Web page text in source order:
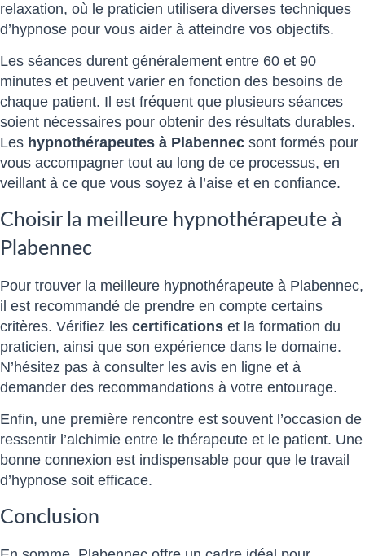
relaxation, où le praticien utilisera diverses techniques
d’hypnose pour vous aider à atteindre vos objectifs.
Les séances durent généralement entre 60 et 90
minutes et peuvent varier en fonction des besoins de
chaque patient. Il est fréquent que plusieurs séances
soient nécessaires pour obtenir des résultats durables.
Les hypnothérapeutes à Plabennec sont formés pour
vous accompagner tout au long de ce processus, en
veillant à ce que vous soyez à l’aise et en confiance.
Choisir la meilleure hypnothérapeute à
Plabennec
Pour trouver la meilleure hypnothérapeute à Plabennec,
il est recommandé de prendre en compte certains
critères. Vérifiez les certifications et la formation du
praticien, ainsi que son expérience dans le domaine.
N’hésitez pas à consulter les avis en ligne et à
demander des recommandations à votre entourage.
Enfin, une première rencontre est souvent l’occasion de
ressentir l’alchimie entre le thérapeute et le patient. Une
bonne connexion est indispensable pour que le travail
d’hypnose soit efficace.
Conclusion